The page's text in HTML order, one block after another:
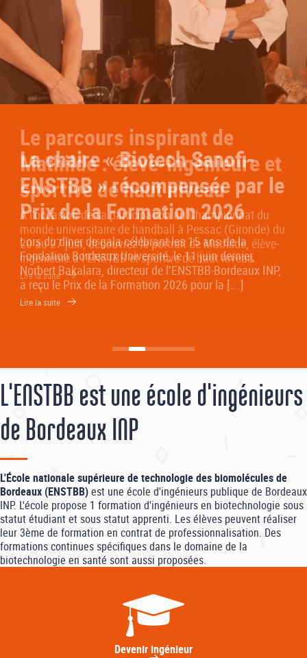
Le parcours inspirant de
Mathilde : élève-ingénieure et
sportive de haut niveau
À l’occasion de sa participation au Championnat du
monde universitaire de handball à Pessac (Gironde) du
20 au 27 juin, découvrez le portrait de Mathilde, élève-
ingénieure à l’ENSTBB et sportive de haut niveau.
Lire la suite
L'ENSTBB est une école d'ingénieurs
de Bordeaux INP
L'École nationale supérieure de technologie des biomolécules de
Bordeaux (ENSTBB)est une école d'ingénieurs publique de Bordeaux
INP. L'école propose 1 formation d'ingénieurs en biotechnologie sous
statut étudiant et sous statut apprenti. Les élèves peuvent réaliser
leur 3ème de formation en contrat de professionnalisation. Des
formations continues spécifiques dans le domaine de la
biotechnologie en santé sont aussi proposées.
Devenir ingénieur